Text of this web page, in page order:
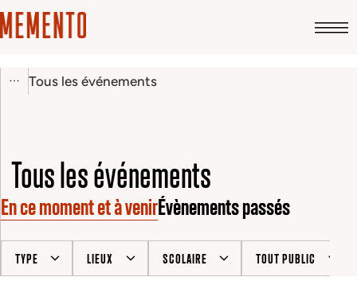
Tous les événements
Tous les événements
En ce moment et à venirÉvènements passés
TYPE LIEUX SCOLAIRE TOUT PUBLIC